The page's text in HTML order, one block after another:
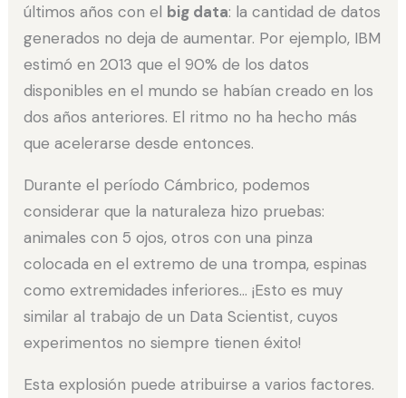
últimos años con el big data: la cantidad de datos
generados no deja de aumentar. Por ejemplo, IBM
estimó en 2013 que el 90% de los datos
disponibles en el mundo se habían creado en los
dos años anteriores. El ritmo no ha hecho más
que acelerarse desde entonces.
Durante el período Cámbrico, podemos
considerar que la naturaleza hizo pruebas:
animales con 5 ojos, otros con una pinza
colocada en el extremo de una trompa, espinas
como extremidades inferiores… ¡Esto es muy
similar al trabajo de un Data Scientist, cuyos
experimentos no siempre tienen éxito!
Esta explosión puede atribuirse a varios factores.